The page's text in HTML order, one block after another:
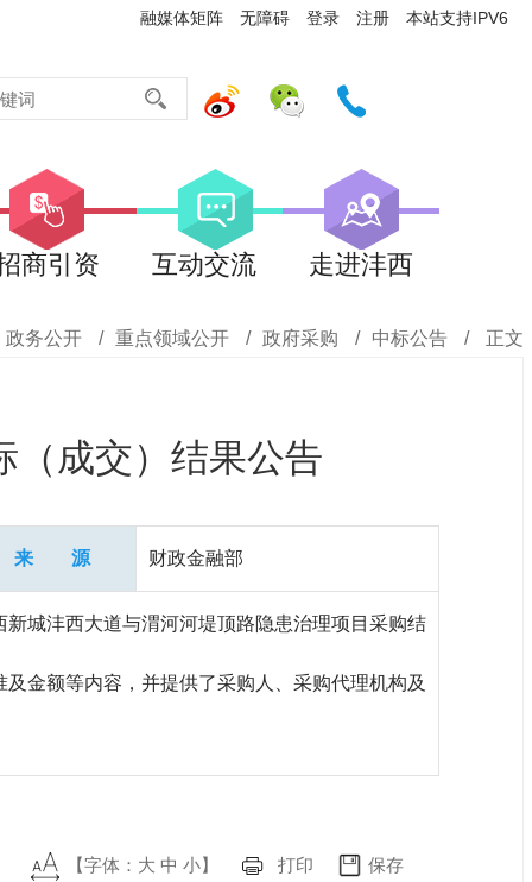
融媒体矩阵 无障碍 登录 注册 本站支持IPV6
商引资 互动交流 走进沣西
政务公开 / 重点领域公开 / 政府采购 / 中标公告 / 正文
（成交）结果公告
来 源 财政金融部
城沣西大道与渭河河堤顶路隐患治理项目采购结
金额等内容，并提供了采购人、采购代理机构及
【字体： 大 中 小】 打印 保存